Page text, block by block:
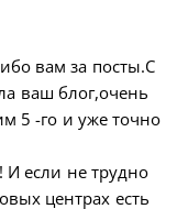
вам за посты.С
ваш блог,очень
5 -го и уже точно
И если не трудно
центрах есть